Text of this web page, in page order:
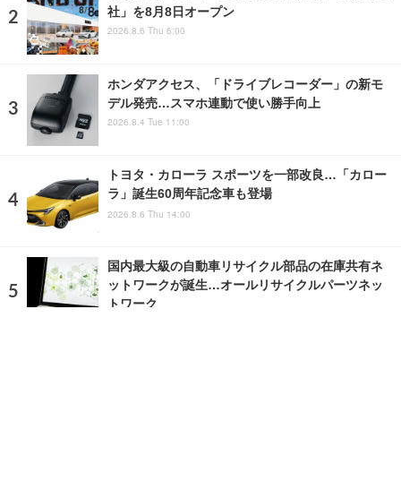
社」を8月8日オープン
2026.8.6 Thu 6:00
ホンダアクセス、「ドライブレコーダー」の新モ
デル発売…スマホ連動で使い勝手向上
2026.8.4 Tue 11:00
トヨタ・カローラ スポーツを一部改良…「カロー
ラ」誕生60周年記念車も登場
2026.8.6 Thu 14:00
国内最大級の自動車リサイクル部品の在庫共有ネ
ットワークが誕生…オールリサイクルパーツネッ
トワーク